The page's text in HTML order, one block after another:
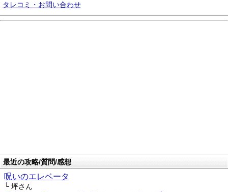
タレコミ・お問い合わせ
最近の攻略/質問/感想
呪いのエレベータ
└ 坪さん